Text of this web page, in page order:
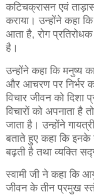
कटिचक्रासन एवं
कराया। उन्होंने कहा
आता है, रोग प्रतिरोधक
है।
उन्होंने कहा कि मनुष्य
और आचरण पर निर्भर
विचार जीवन को दिशा
विचारों को अपनाता है
जाता है। उन्होंने
बताते हुए कहा कि इनके
बढ़ती है तथा व्यक्ति
स्वामी जी ने कहा कि
जीवन के तीन प्रमुख